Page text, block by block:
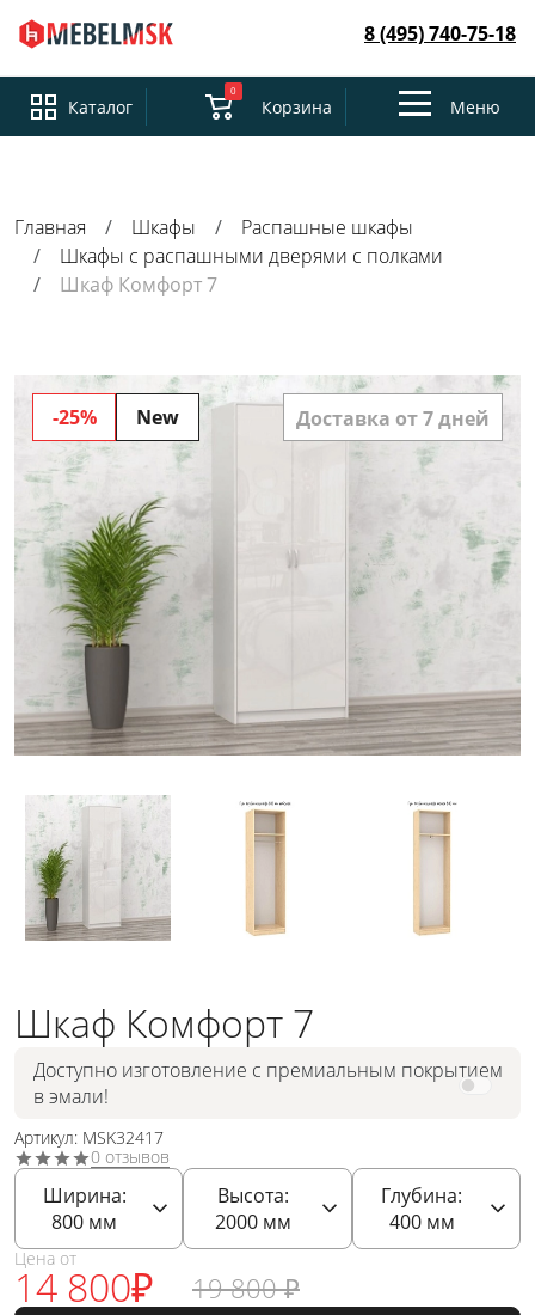
8 (495) 740-75-18
Каталог
0
Корзина
ToggleМеню
Главная Шкафы
Распашные шкафы
Шкафы с распашными дверями с полками
Шкаф Комфорт 7
-25% New Доставка от 7 дней
Шкаф Комфорт 7
Доступно изготовление с премиальным покрытием
в эмали!
Артикул: MSK32417
0 отзывов
Ширина:
800 мм
Высота:
2000мм
Глубина:
400мм
Цена от
14 800₽ 19 800 ₽